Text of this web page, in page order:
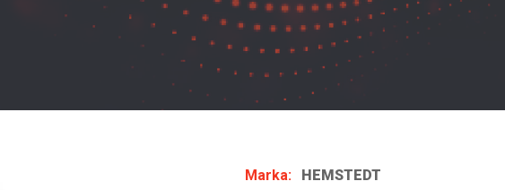
Marka:
HEMSTEDT